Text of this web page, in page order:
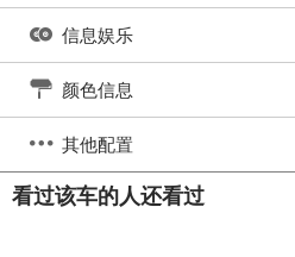
信息娱乐
颜色信息
其他配置
看过该车的人还看过